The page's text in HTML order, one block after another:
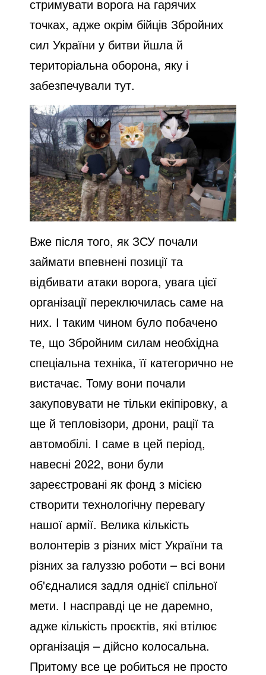
стримувати ворога на гарячих
точках, адже окрім бійців Збройних
сил України у битви йшла й
територіальна оборона, яку і
забезпечували тут.
Вже після того, як ЗСУ почали
займати впевнені позиції та
відбивати атаки ворога, увага цієї
організації переключилась саме на
них. І таким чином було побачено
те, що Збройним силам необхідна
спеціальна техніка, її категорично не
вистачає. Тому вони почали
закуповувати не тільки екіпіровку, а
ще й тепловізори, дрони, рації та
автомобілі. І саме в цей період,
навесні 2022, вони були
зареєстровані як фонд з місією
створити технологічну перевагу
нашої армії. Велика кількість
волонтерів з різних міст України та
різних за галуззю роботи – всі вони
об'єдналися задля однієї спільної
мети. І насправді це не даремно,
адже кількість проєктів, які втілює
організація – дійсно колосальна.
Притому все це робиться не просто